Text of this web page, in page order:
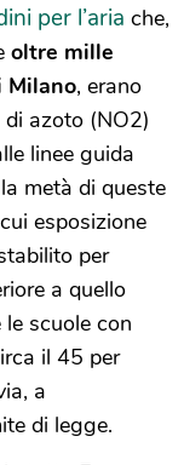
per l’aria che,
oltre mille
Milano, erano
azoto (NO2)
linee guida
metà di queste
esposizione
per
a quello
scuole con
il 45 per
a
di legge.